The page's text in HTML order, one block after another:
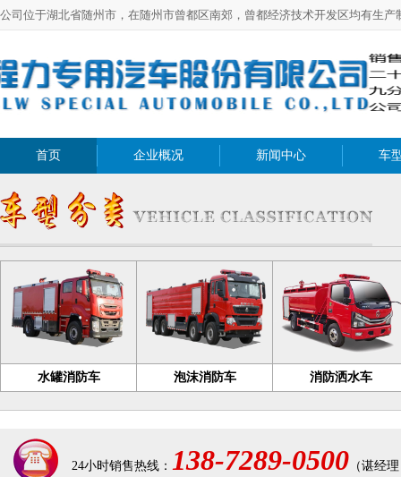
公司位于湖北省随州市，在随州市曾都区南郊，曾都经济技术开发区均有生产
首页 企业概况 新闻中心 车
水罐消防车 泡沫消防车 消防洒水车
24小时销售热线： 138-7289-0500 （谌经